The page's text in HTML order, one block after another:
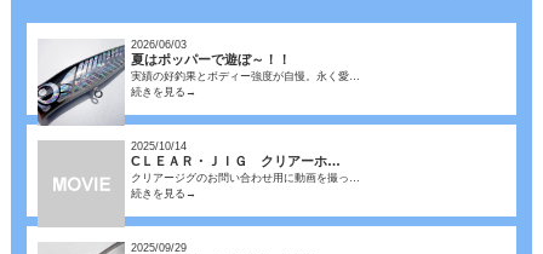
2026/06/03
夏はポッパーで遊ぼ～！！
実績の好釣果とボディー強度が自慢。永く愛…
続きを見る→
2025/10/14
CＬＥＡＲ・ＪＩＧ クリアーホ…
クリアージグのお問い合わせ用に動画を撮っ…
続きを見る→
2025/09/29